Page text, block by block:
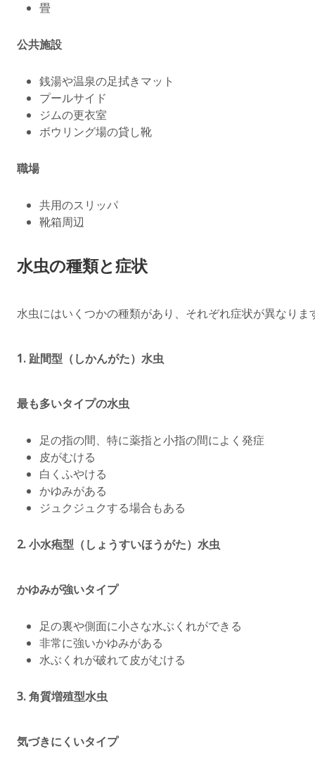
畳
公共施設
銭湯や温泉の足拭きマット
プールサイド
ジムの更衣室
ボウリング場の貸し靴
職場
共用のスリッパ
靴箱周辺
水虫の種類と症状
水虫にはいくつかの種類があり、それぞれ症状が異なりま
1. 趾間型（しかんがた）水虫
最も多いタイプの水虫
足の指の間、特に薬指と小指の間によく発症
皮がむける
白くふやける
かゆみがある
ジュクジュクする場合もある
2.小水疱型（しょうすいほうがた）水虫
かゆみが強いタイプ
足の裏や側面に小さな水ぶくれができる
非常に強いかゆみがある
水ぶくれが破れて皮がむける
3.角質増殖型水虫
気づきにくいタイプ